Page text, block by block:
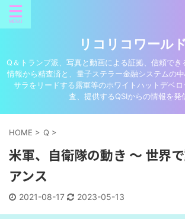
リコリコワールド
Q＆トランプ派、写真と動画による証拠、信頼でき
情報から精査済と、量子ステラー金融システムの
サラをリードする露軍等のホワイトハットデベ
査、提供するQSIからの情報を発
HOME > Q >
米軍、自衛隊の動き ～ 世界
アンス
2021-08-17 2023-05-13